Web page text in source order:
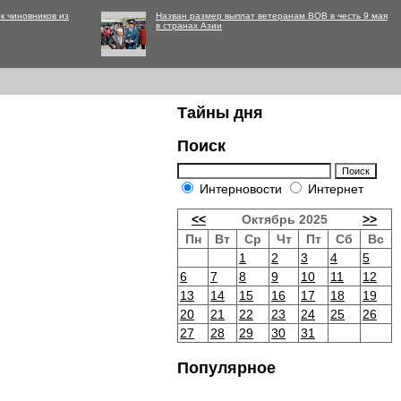
чиновников из
Назван размер выплат ветеранам ВОВ в честь 9 мая
в странах Азии
Тайны дня
Поиск
Интерновости Интернет
<< Октябрь 2025
>>
Пн
Вт Ср Чт Пт Сб
Вс
1
2 3 4
5
6
7 8 9 10 11
12
13
14 15 16 17 18
19
20
21 22 23 24 25
26
27
28 29 30 31
Популярное